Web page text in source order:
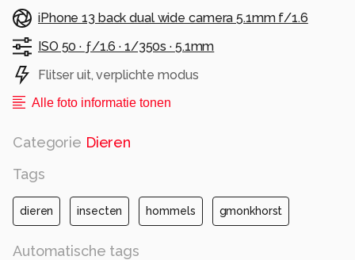
iPhone 13 back dual wide camera 5.1mm f/1.6
ISO 50 · ƒ/1.6 · 1/350s · 5.1mm
Flitser uit, verplichte modus
Alle foto informatie tonen
Categorie Dieren
Tags
dieren insecten hommels gmonkhorst
Automatische tags